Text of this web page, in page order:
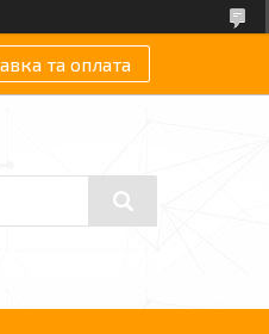
та оплата